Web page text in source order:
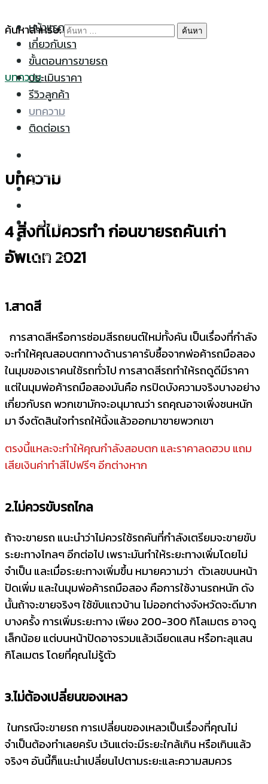
หน้าแรก
เกี่ยวกับเรา
ขั้นตอนการขายรถ
ประเมินราคา
รีวิวลูกค้า
บทความ
ติดต่อเรา
เกี่ยวกับเรา
ขั้นตอนการขายรถ
รีวิวลูกค้า
บทความ
ติดต่อเรา
ค้นหาสำหรับ:
บทความ
บทความ
4 สิ่งที่ไม่ควรทำ ก่อนขายรถคันเก่า
อัพเดท 2021
1.สาดสี
การสาดสีหรือการซ่อมสีรถยนต์ใหม่ทั้งคัน เป็นเรื่องที่กำลัง
จะทำให้คุณสอบตกทางด้านราคารับซื้อจากพ่อค้ารถมือสอง
ในมุมของเราคนใช้รถทั่วไป การสาดสีรถทำให้รถดูดีมีราคา
แต่ในมุมพ่อค้ารถมือสองมันคือ กรปิดบังความจริงบางอย่าง
เกี่ยวกับรถ พวกเขามักจะอนุมาณว่า รถคุณอาจเพิ่งชนหนัก
มา จึงตัดสินใจทำรถให้นิ้งแล้วออกมาขายพวกเขา
ตรงนี้แหละจะทำให้คุณกำลังสอบตก และราคาลดฮวบ แถม
เสียเงินค่าทำสีไปฟรีๆ อีกต่างหาก
2.ไม่ควรขับรถไกล
ถ้าจะขายรถ แนะนำว่าไม่ควรใช้รถคันที่กำลังเตรียมจะขายขับ
ระยะทางไกลๆ อีกต่อไป เพราะมันทำให้ระยะทางเพิ่มโดยไม่
จำเป็น และเมื่อระยะทางเพิ่มขึ้น หมายความว่า ตัวเลขบนหน้า
ปัดเพิ่ม และในมุมพ่อค้ารถมือสอง คือการใช้งานรถหนัก ดัง
นั้นถ้าจะขายจริงๆ ใช้ขับแถวบ้าน ไม่ออกต่างจังหวัดจะดีมาก
บางครั้ง การเพิ่มระยะทาง เพียง 200-300 กิโลเมตร อาจดู
เล็กน้อย แต่บนหน้าปัดอาจรวมแล้วเฉียดแสน หรือทะลุแสน
กิโลเมตร โดยที่คุณไม่รู้ตัว
3.ไม่ต้องเปลี่ยนของเหลว
ในกรณีจะขายรถ การเปลี่ยนของเหลวเป็นเรื่องที่คุณไม่
จำเป็นต้องทำเลยครับ เว้นแต่จะมีระยะใกล้เกิน หรือเกินแล้ว
จริงๆ อันนี้ก็แนะนำเปลี่ยนไปตามระยะและความสมควร